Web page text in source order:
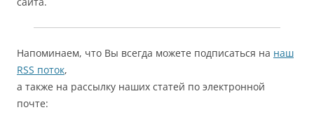
Напоминаем, что Вы всегда можете подписаться на наш
RSS поток,
а также на рассылку наших статей по электронной
почте: